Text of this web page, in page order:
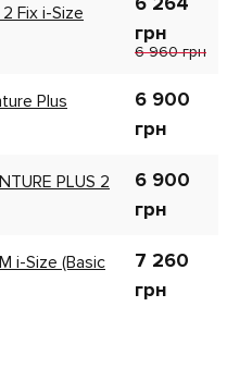
Fix i-Size
грн
6 960 грн
Plus
6 900
грн
PLUS 2
6 900
грн
i-Size (Basic
7 260
грн